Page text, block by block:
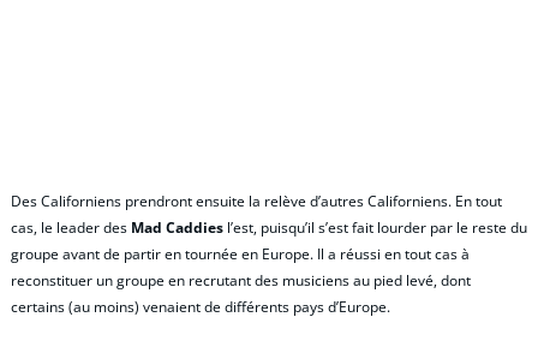
Des Californiens prendront ensuite la relève d’autres Californiens. En tout
cas, le leader des Mad Caddies l’est, puisqu’il s’est fait lourder par le reste du
groupe avant de partir en tournée en Europe. Il a réussi en tout cas à
reconstituer un groupe en recrutant des musiciens au pied levé, dont
certains (au moins) venaient de différents pays d’Europe.